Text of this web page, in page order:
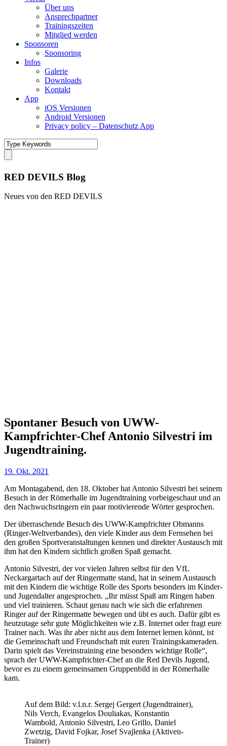
Über uns
Ansprechpartner
Trainingszeiten
Mitglied werden
Sponsoren
Sponsoring
Infos
Galerie
Downloads
Kontakt
App
iOS Versionen
Android Versionen
Privacy policy – Datenschutz App
RED DEVILS Blog
Neues von den RED DEVILS
Spontaner Besuch von UWW-
Kampfrichter-Chef Antonio Silvestri im
Jugendtraining.
19. Okt. 2021
Am Montagabend, den 18. Oktober hat Antonio Silvestri bei seinem
Besuch in der Römerhalle im Jugendtraining vorbeigeschaut und an
den Nachwuchsringern ein paar motivierende Wörter gesprochen.
Der überraschende Besuch des UWW-Kampfrichter Obmanns
(Ringer-Weltverbandes), den viele Kinder aus dem Fernsehen bei
den großen Sportveranstaltungen kennen und direkter Austausch mit
ihm hat den Kindern sichtlich großen Spaß gemacht.
Antonio Silvestri, der vor vielen Jahren selbst für den VfL
Neckargartach auf der Ringermatte stand, hat in seinem Austausch
mit den Kindern die wichtige Rolle des Sports besonders im Kinder-
und Jugendalter angesprochen. „Ihr müsst Spaß am Ringen haben
und viel trainieren. Schaut genau nach wie sich die erfahrenen
Ringer auf der Ringermatte bewegen und übt es auch. Dafür gibt es
heutzutage sehr gute Möglichkeiten wie z.B. Internet oder fragt eure
Trainer nach. Was ihr aber nicht aus dem Internet lernen könnt, ist
die Gemeinschaft und Freundschaft mit euren Trainingskameraden.
Darin spielt das Vereinstraining eine besonders wichtige Rolle“,
sprach der UWW-Kampfrichter-Chef an die Red Devils Jugend,
bevor es zu einem gemeinsamen Gruppenbild in der Römerhalle
kam.
Auf dem Bild: v.l.n.r. Sergej Gergert (Jugendtrainer),
Nils Verch, Evangelos Douliakas, Konstantin
Wambold, Antonio Silvestri, Leo Grillo, Daniel
Zwetzig, David Fojkar, Josef Svajlenka (Aktiven-
Trainer)